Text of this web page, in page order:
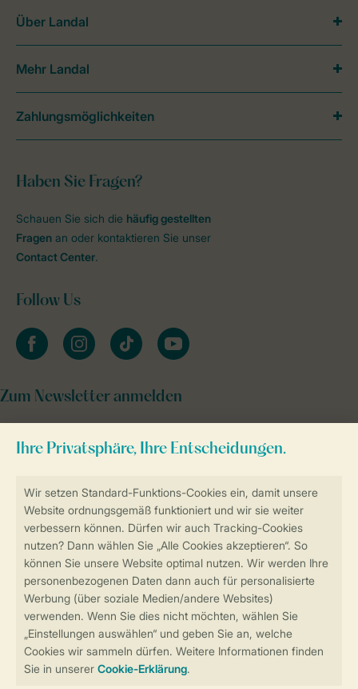
Sicherstellung Deiner Privatsphäre
Sicher und schnell zur Online-Buchung
Sichere Datenübertragung
Sicheres Bezahlen
Haben Sie Fragen?
Schauen Sie sich die häufig gestellten
Fragen an oder kontaktieren Sie unser
Contact Center.
Follow Us
facebookinstagramtiktok youtube
Zum Newsletter anmelden
Über Landal
Mehr Landal
Zahlungsmöglichkeiten